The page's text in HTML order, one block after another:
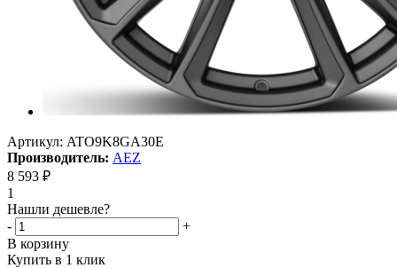
Артикул: ATO9K8GA30E
Производитель: AEZ
8 593 ₽
1
Нашли дешевле?
-
+
В корзину
Купить в 1 клик